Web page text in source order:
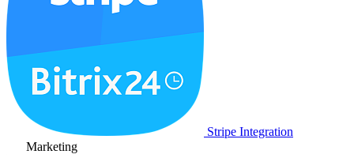
Stripe Integration
Marketing